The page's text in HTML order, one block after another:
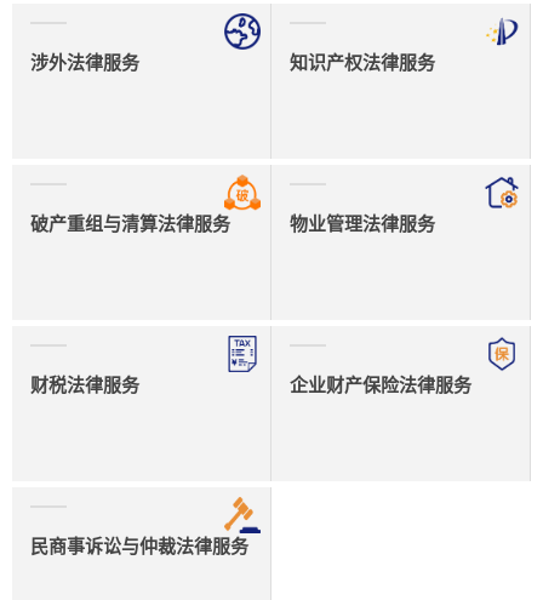
知识产权法律服务 公司和金融法律服务
物业管理法律服务 新能源法律服务
企业财产保险法律服务 刑事辩护和合规法律服务